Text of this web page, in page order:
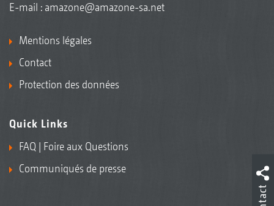
E-mail : amazone@amazone-sa.net
Mentions légales
Contact
Protection des données
Quick Links
FAQ | Foire aux Questions
Communiqués de presse